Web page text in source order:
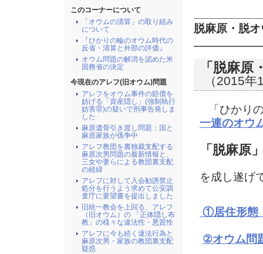
脱麻原・脱
「脱麻
（2015
「ひかり
一連のオウ
「脱麻原
を成し遂げ
①居住形態
②オウム問
このコーナーについて
「オウムの清算」の取り組み
について
『ひかりの輪のオウム時代の
反省・清算と外部の評価』
オウム問題の解消を認めた米
国務省の決定
今現在のアレフ(旧オウム)問題
アレフをオウム事件の賠償を
妨げる「資産隠し」(強制執行
妨害罪)の疑いで刑事告発しま
した
麻原遺骨引き渡し問題：国と
麻原家族が係争中
アレフ教団を裏独裁支配する
麻原次男問題の最新情報と、
三女や妻らによる教団裏支配
の経緯
アレフに対して入会勧誘禁止
処分を行うよう求めて公安調
査庁に要望書を提出しました
旧統一教会を上回る、アレフ
（旧オウム）の 「正体隠し布
教」の様々な違法性・悪質性
アレフに今も続く違法行為と
麻原次男・家族の教団裏支配
疑惑